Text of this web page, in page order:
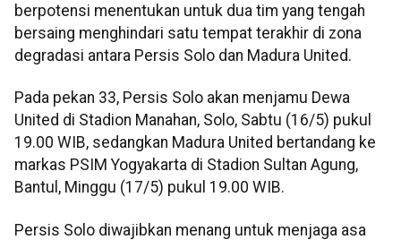
berpotensi menentukan untuk dua tim yang tengah
bersaing menghindari satu tempat terakhir di zona
degradasi antara Persis Solo dan Madura United.
Pada pekan 33, Persis Solo akan menjamu Dewa
United di Stadion Manahan, Solo, Sabtu (16/5) pukul
19.00 WIB, sedangkan Madura United bertandang ke
markas PSIM Yogyakarta di Stadion Sultan Agung,
Bantul, Minggu (17/5) pukul 19.00 WIB.
Persis Solo diwajibkan menang untuk menjaga asa